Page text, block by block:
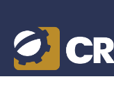
content